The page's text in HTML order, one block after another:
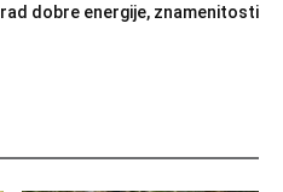
dobre energije, znamenitosti